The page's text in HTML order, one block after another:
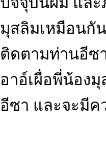
มุสลิมเหมือนกั
ติดตามท่านอีซ
อาอ์เผื่อพี่น้อง
อีซา และจะมีค